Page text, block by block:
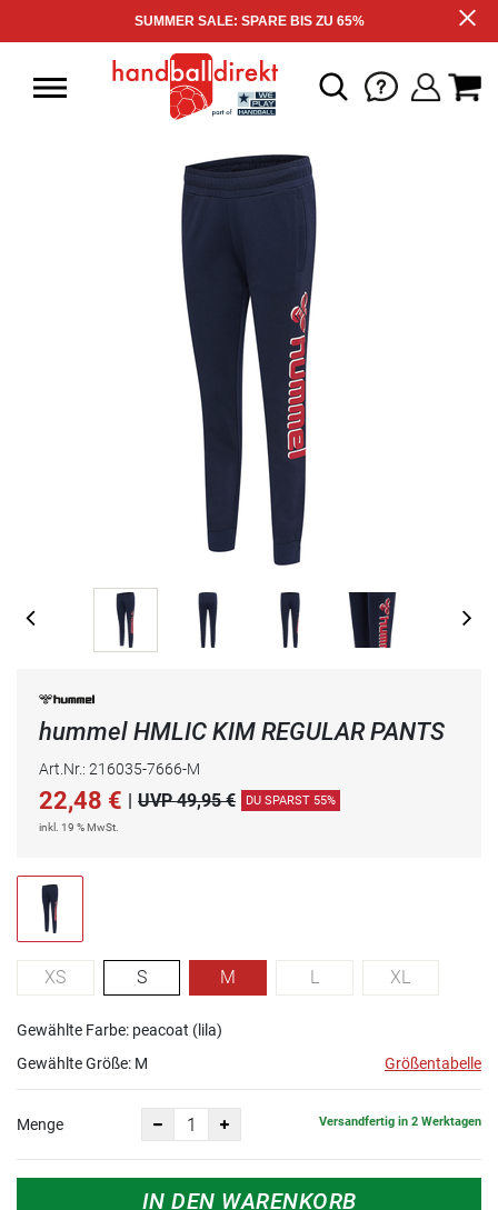
SUMMER SALE: SPARE BIS ZU 65%
hummel HMLIC KIM REGULAR PANTS
Art.Nr.: 216035-7666-M
22,48 € | UVP 49,95 € DU SPARST 55%
inkl. 19 % MwSt.
XS S M L XL
Gewählte Farbe: peacoat (lila)
Gewählte Größe: M Größentabelle
Menge Versandfertig in 2 Werktagen
IN DEN WARENKORB